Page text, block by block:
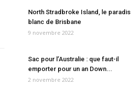
North Stradbroke Island, le paradis
blanc de Brisbane
9 novembre 2022
Sac pour l’Australie : que faut-il
emporter pour un an Down...
2 novembre 2022